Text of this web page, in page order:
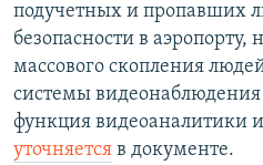
подучетных и пропавших
безопасности в аэропорту,
массового скопления
системы видеонаблюдения
функция видеоаналитики
уточняется в документе.